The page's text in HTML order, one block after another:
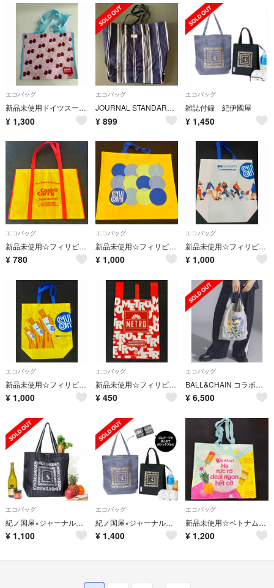
エコバッグ
新品未使用ドイツスーパーマーケットREWEさくらんぼ柄エコバッグ海外チェリー
¥ 1,300
エコバッグ
JOURNAL STANDARD エコバッグ
¥ 899
エコバッグ
雑誌付録 紀伊國屋
¥ 1,450
エコバッグ
新品未使用☆フィリピンスーパーマーケットcash&carryオリジナルエコバッグ
¥ 780
エコバッグ
新品未使用☆フィリピンスーパーマーケットSMエコバッグ海外エコバッグマーケット
¥ 1,000
エコバッグ
新品未使用☆フィリピンスーパーマーケットSMマーケットエコバッグ海外エコバッグ
¥ 1,000
エコバッグ
新品未使用☆フィリピンスーパーマーケットSMマーケットエコバッグ海外エコバッグ
¥ 1,000
エコバッグ
新品未使用☆フィリピンスーパーマーケットMETROオリジナルエコバッグ海外マニラ
¥ 450
エコバッグ
BALL&CHAIN コラボバッグ JOURNALSTANDARD
¥ 6,500
エコバッグ
紀ノ国屋×ジャーナルスタンダード レサージュ 保冷・保温ショッピングバッグ
¥ 1,100
エコバッグ
紀ノ国屋×ジャーナルスタンダード レサージュ チェック柄トート＆保冷・保温バッグ
¥ 1,400
エコバッグ
新品未使用☆ベトナムWinMart夏柄エコバッグ海外スーパーショッピングバッグ
¥ 1,200